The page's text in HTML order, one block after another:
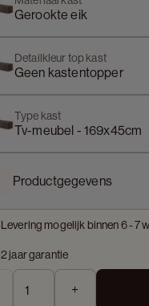
Gerookte eik
Detailkleur top kast
Geen kastentopper
Type kast
Tv-meubel - 169x45cm
Productgegevens
Levering mogelijk binnen 6 - 7
2 jaar garantie
+